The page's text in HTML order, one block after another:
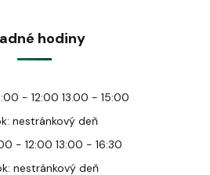
hodiny
- 12:00 13.00 - 15:00
nestránkový deň
- 12:00 13:00 - 16:30
nestránkový deň